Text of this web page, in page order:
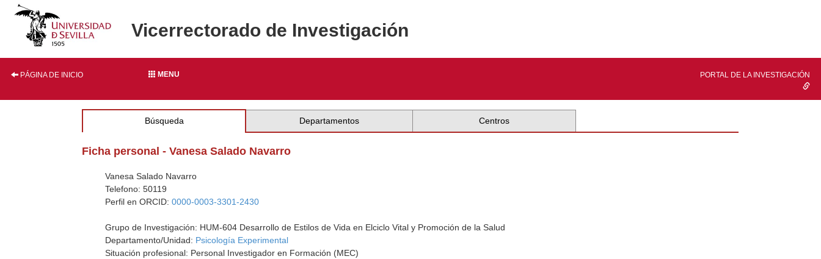
Vicerrectorado de Investigación
PÁGINA DE INICIO MENU PORTAL DE LA INVESTIGACIÓN
Búsqueda Departamentos Centros
Ficha personal - Vanesa Salado Navarro
Vanesa Salado Navarro
Telefono: 50119
Perfil en ORCID:0000-0003-3301-2430
Grupo de Investigación: HUM-604 Desarrollo de Estilos de Vida en Elciclo Vital y Promoción de la Salud
Departamento/Unidad: Psicología Experimental
Situación profesional: Personal Investigador en Formación (MEC)